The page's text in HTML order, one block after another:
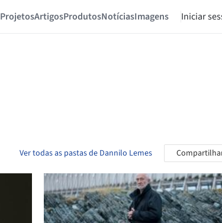
ProjetosArtigosProdutosNotíciasImagens Iniciar
Ver todas as pastas de Dannilo Lemes